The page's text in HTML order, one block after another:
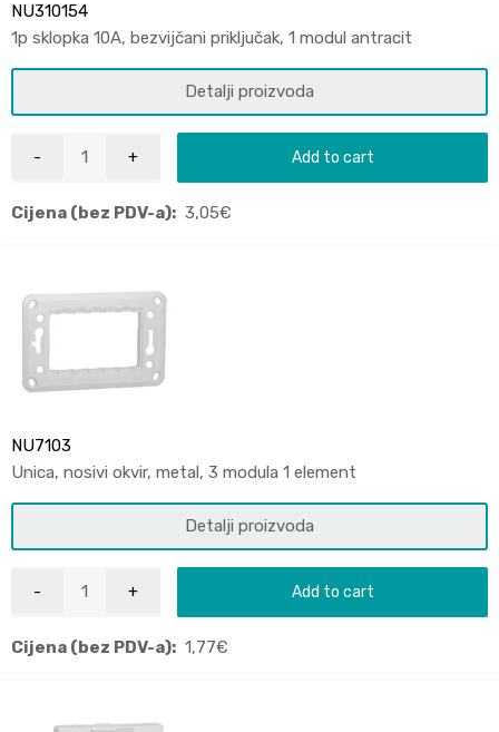
NU310154
1p sklopka 10A, bezvijčani priključak, 1 modul antracit
Detalji proizvoda
Add to cart
Cijena (bez PDV-a): 3,05€
NU7103
Unica, nosivi okvir, metal, 3 modula 1 element
Detalji proizvoda
Add to cart
Cijena (bez PDV-a): 1,77€